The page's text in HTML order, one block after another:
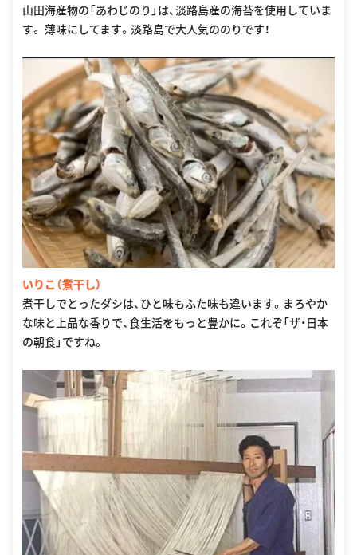
山田海産物の「あわじのり」は、淡路島産の海苔を使用していま
す。 薄味にしてます。淡路島で大人気ののりです！
いりこ（煮干し）
煮干しでとったダシは、ひと味もふた味も違います。まろやか
な味と上品な香りで、食生活をもっと豊かに。これぞ「ザ・日本
の朝食」ですね。